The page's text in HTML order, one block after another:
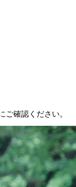
確認ください。